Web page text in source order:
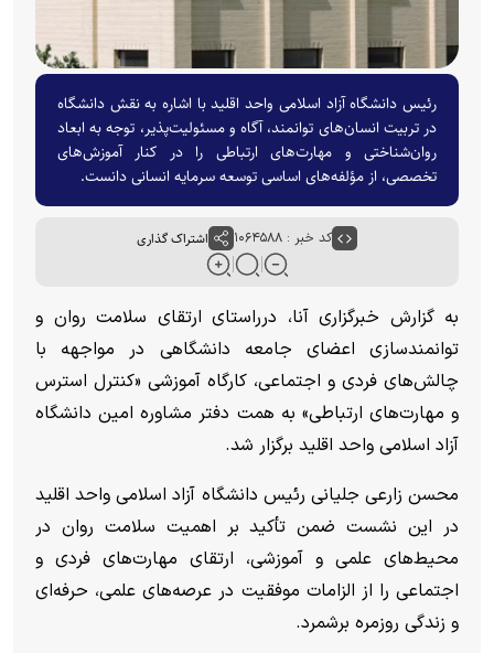
رئیس دانشگاه آزاد اسلامی واحد اقلید با اشاره به نقش دانشگاه
در تربیت انسان‌های توانمند، آگاه و مسئولیت‌پذیر، توجه به ابعاد
روان‌شناختی و مهارت‌های ارتباطی را در کنار آموزش‌های
تخصصی، از مؤلفه‌های اساسی توسعه سرمایه انسانی دانست.
کد خبر : ۱۰۶۴۵۸۸ اشتراک گذاری
به گزارش خبرگزاری آنا، درراستای ارتقای سلامت روان و
توانمندسازی اعضای جامعه دانشگاهی در مواجهه با
چالش‌های فردی و اجتماعی، کارگاه آموزشی «کنترل استرس
و مهارت‌های ارتباطی» به همت دفتر مشاوره امین دانشگاه
آزاد اسلامی واحد اقلید برگزار شد.
محسن زارعی جلیانی رئیس دانشگاه آزاد اسلامی واحد اقلید
در این نشست ضمن تأکید بر اهمیت سلامت روان در
محیط‌های علمی و آموزشی، ارتقای مهارت‌های فردی و
اجتماعی را از الزامات موفقیت در عرصه‌های علمی، حرفه‌ای
و زندگی روزمره برشمرد.